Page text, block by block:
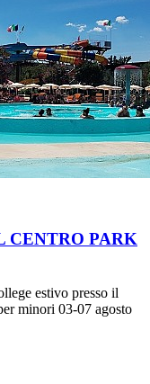
CENTRO PARK
estivo presso il
minori 03-07 agosto